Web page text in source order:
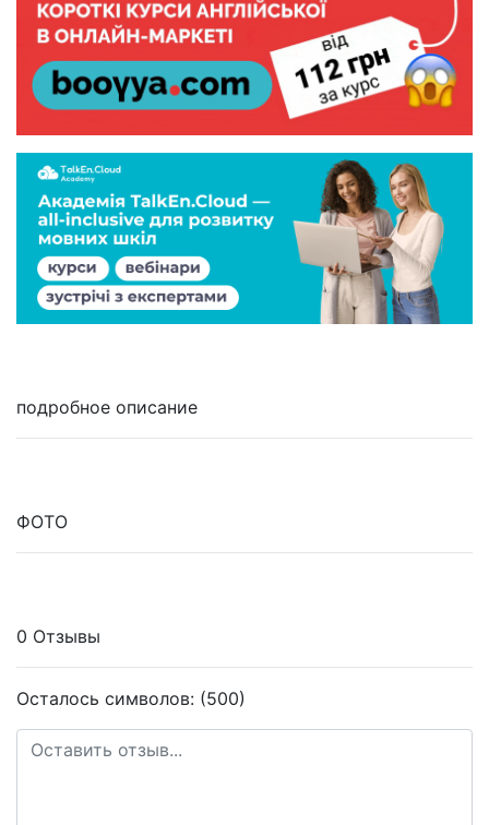
подробное описание
ФОТО
0 Отзывы
Осталось символов: (500)